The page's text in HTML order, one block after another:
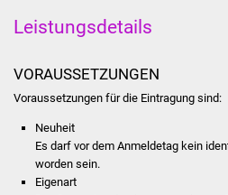
Leistungsdetails
VORAUSSETZUNGEN
Voraussetzungen für die Eintragung sind:
Neuheit
Es darf vor dem Anmeldetag kein
worden sein.
Eigenart